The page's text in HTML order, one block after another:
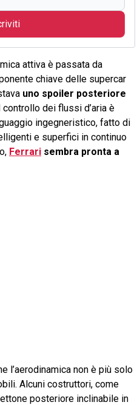
attiva è passata da
chiave delle supercar
uno spoiler posteriore
controllo dei flussi d’aria è
ingegneristico, fatto di
e superfici in continuo
Ferrari sembra pronta a
l’aerodinamica non è più solo
Alcuni costruttori, come
posteriore inclinabile in